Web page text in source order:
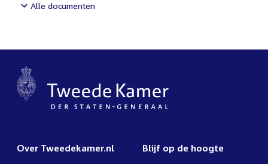
Alle documenten
Over Tweedekamer.nl Blijf op de hoogte